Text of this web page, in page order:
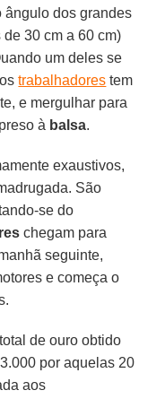
ângulo dos grandes
30 cm a 60 cm)
um deles se
trabalhadores tem
e mergulhar para
à balsa.
exaustivos,
São
se do
chegam para
seguinte,
e começa o
de ouro obtido
por aquelas 20
aos